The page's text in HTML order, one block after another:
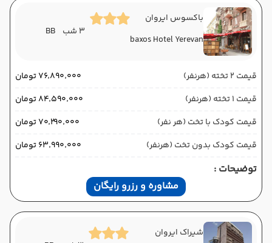
ساعت حرکت :
پایان سفر ایروان , فرودگاه بین‌المللی زوارتنوتس EVN
ساعت حرکت : 14:00
02:00
باکسوس ایروان
baxos Hotel Yerevan
3 شب BB
قیمت 2 تخته (هرنفر)
۷۶٬۸۹۰٬۰۰۰ تومان
قیمت 1 تخته (هرنفر)
۸۴٬۵۹۰٬۰۰۰ تومان
قیمت کودک با تخت (هر نفر)
۷۰٬۲۹۰٬۰۰۰ تومان
قیمت کودک بدون تخت (هرنفر)
۶۳٬۹۹۰٬۰۰۰ تومان
توضیحات :
مشاوره و رزرو رایگان
شیراک ایروان